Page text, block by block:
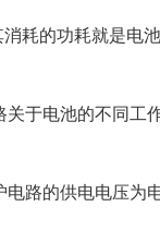
耗的功耗就是电
于电池的不同工
路的供电电压